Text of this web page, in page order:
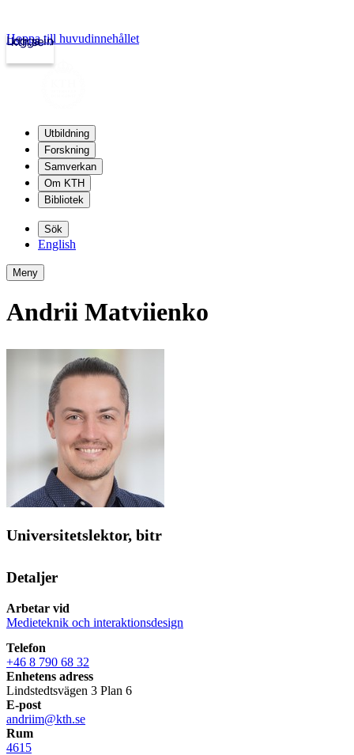
kth.se
Logga in
Hoppa till huvudinnehållet
Utbildning
Forskning
Samverkan
Om KTH
Bibliotek
Sök
English
Meny
Andrii Matviienko
Universitetslektor, bitr
Detaljer
Arbetar vid
Medieteknik och interaktionsdesign
Telefon
+46 8 790 68 32
Enhetens adress
Lindstedtsvägen 3 Plan 6
E-post
andriim@kth.se
Rum
4615